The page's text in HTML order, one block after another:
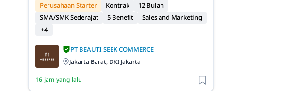
Perusahaan Starter
Kontrak
12 Bulan
SMA/SMK Sederajat
5 Benefit
Sales and Marketing
+4
PT BEAUTI SEEK COMMERCE
Jakarta Barat, DKI Jakarta
16 jam yang lalu